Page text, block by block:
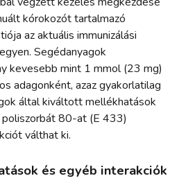
kórokozót tartalmazó
az aktuális immunizálási
Segédanyagok
kevesebb mint 1 mmol (23 mg)
adagonként, azaz gyakorlatilag
által kiváltott mellékhatások
80-at (E 433)
válthat ki.
és egyéb interakciók